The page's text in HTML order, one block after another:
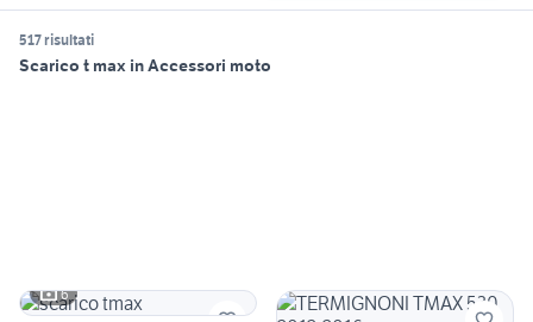
517 risultati
Scarico t max in Accessori moto
6